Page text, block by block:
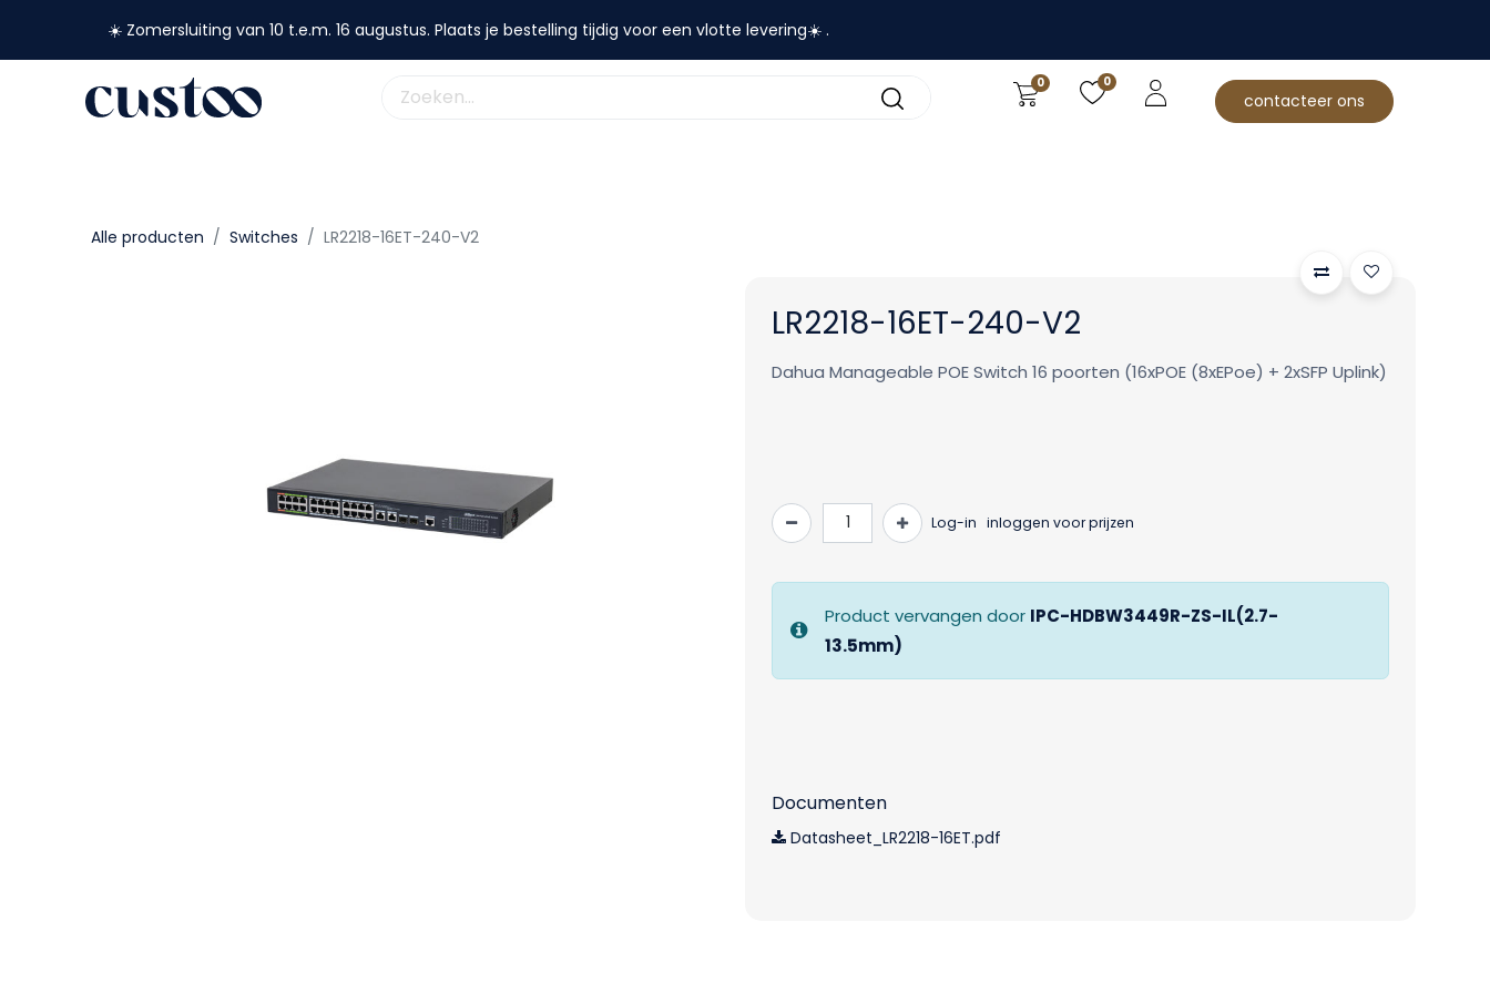
☀️ Zomersluiting van 10 t.e.m. 16 augustus. Plaats je bestelling tijdig voor een vlotte levering☀️ .
0 0
contacteer ons
Alle producten Switches LR2218-16ET-240-V2
LR2218-16ET-240-V2
Dahua Manageable POE Switch 16 poorten (16xPOE (8xEPoe) + 2xSFP Uplink)
Log-in inloggen voor prijzen
Product vervangen door IPC-HDBW3449R-ZS-IL(2.7-
13.5mm)
Documenten
Datasheet_LR2218-16ET.pdf